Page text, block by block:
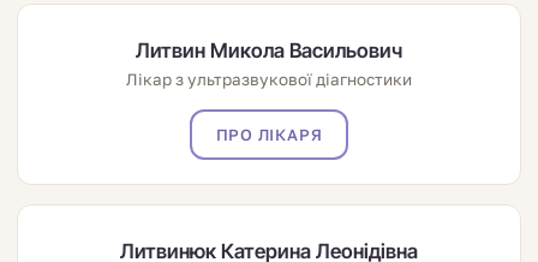
Литвин Микола Васильович
Лікар з ультразвукової діагностики
ПРО ЛІКАРЯ
Литвинюк Катерина Леонідівна